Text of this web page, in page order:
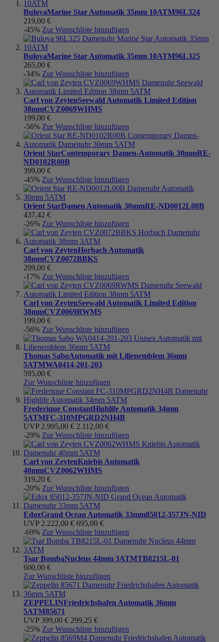
BulovaMarine Star Automatik 35mm 10ATM96L324
219,00 €
-45% Zur Wunschliste hinzufügen
BulovaMarine Star Automatik 35mm 10ATM96L325
265,00 €
-34% Zur Wunschliste hinzufügen
Carl von ZeytenSeewald Automatik Limited Edition
38mmCVZ0069WHMS
199,00 €
-56% Zur Wunschliste hinzufügen
Orient StarContemporary Damen-Automatik 30mmRE-
ND0102R00B
399,00 €
-45% Zur Wunschliste hinzufügen
Orient StarDamen Automatik 30mmRE-ND0012L00B
437,42 €
-26% Zur Wunschliste hinzufügen
Carl von ZeytenHorbach Automatik
38mmCVZ0072BBKS
299,00 €
-17% Zur Wunschliste hinzufügen
Carl von ZeytenSeewald Automatik Limited Edition
38mmCVZ0069RWMS
199,00 €
-56% Zur Wunschliste hinzufügen
Thomas SaboAutomatik mit Lilienemblem 36mm
5ATMWA0414-201-203
595,00 €
Zur Wunschliste hinzufügen
Frederique ConstantHighlife Automatik 34mm
5ATMFC-310MPGRD2NH4B
UVP 2.995,00 € 2.112,00 €
-29% Zur Wunschliste hinzufügen
Carl von ZeytenKniebis Automatik
40mmCVZ0062WHMS
319,20 €
-20% Zur Wunschliste hinzufügen
EdoxGrand Ocean Automatik 33mm85012-357JN-NID
UVP 2.222,00 € 695,00 €
-69% Zur Wunschliste hinzufügen
Tsar BombaNucleus 44mm 3ATMTB8215L-01
600,00 €
Zur Wunschliste hinzufügen
ZEPPELINFriedrichshafen Automatik 36mm
5ATM85671
UVP 399,00 € 299,25 €
-25% Zur Wunschliste hinzufügen